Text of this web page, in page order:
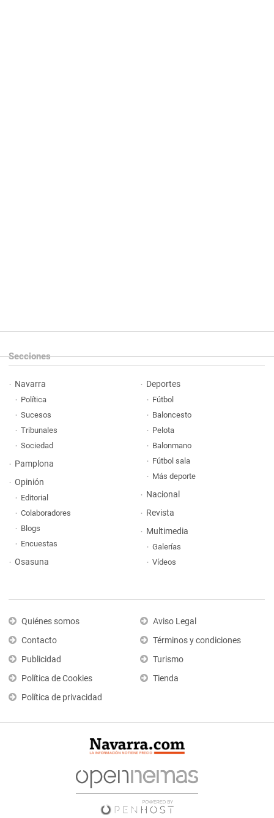
Secciones
Navarra
Política
Sucesos
Tribunales
Sociedad
Pamplona
Opinión
Editorial
Colaboradores
Blogs
Encuestas
Osasuna
Deportes
Fútbol
Baloncesto
Pelota
Balonmano
Fútbol sala
Más deporte
Nacional
Revista
Multimedia
Galerías
Vídeos
Quiénes somos
Contacto
Publicidad
Política de Cookies
Política de privacidad
Aviso Legal
Términos y condiciones
Turismo
Tienda